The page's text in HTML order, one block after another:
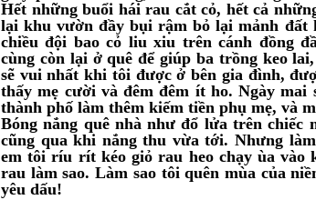
Hết những buổi hái rau cắt cỏ, hết cả
lại khu vườn đầy bụi rậm bỏ lại mảnh đất
chiều đội bao cỏ liu xiu trên cánh đồng
cùng còn lại ở quê để giúp ba trồng keo
sẽ vui nhất khi tôi được ở bên gia đình,
thấy mẹ cười và đêm đêm ít ho. Ngày
thành phố làm thêm kiếm tiền phụ mẹ, và
Bóng nắng quê nhà như đổ lửa trên chiếc
cũng qua khi nắng thu vừa tới. Nhưng
em tôi ríu rít kéo giỏ rau heo chạy ùa vào
rau làm sao. Làm sao tôi quên mùa của
yêu dấu!